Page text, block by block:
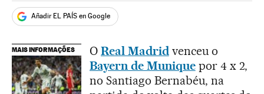
Añadir EL PAÍS en Google
MAIS INFORMAÇÕES O Real Madrid venceu o
Bayern de Muniquepor 4 x 2,
no Santiago Bernabéu, na